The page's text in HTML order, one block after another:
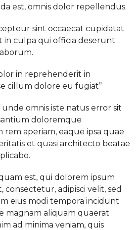
est, omnis dolor repellendus.
sint occaecat cupidatat
in culpa qui officia deserunt
in reprehenderit in
cillum dolore eu fugiat”
omnis iste natus error sit
doloremque
rem aperiam, eaque ipsa quae
et quasi architecto beatae
est, qui dolorem ipsum
consectetur, adipisci velit, sed
eius modi tempora incidunt
magnam aliquam quaerat
ad minima veniam, quis